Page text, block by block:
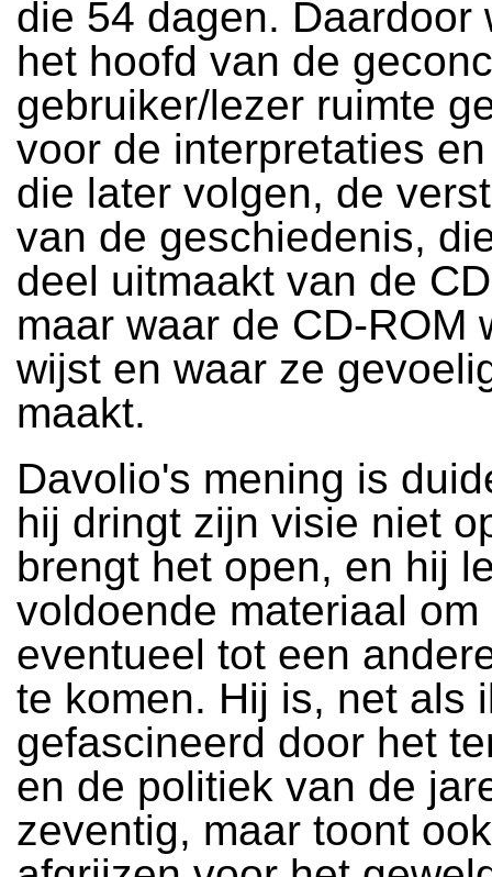
die 54 dagen. Daardoor
het hoofd van de
gebruiker/lezer ruimte
voor de interpretaties
die later volgen, de
van de geschiedenis,
deel uitmaakt van de
maar waar de CD-ROM
wijst en waar ze
maakt.
Davolio's mening is
hij dringt zijn visie niet
brengt het open, en hij
voldoende materiaal om
eventueel tot een
te komen. Hij is, net als
gefascineerd door het
en de politiek van de
zeventig, maar toont